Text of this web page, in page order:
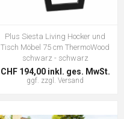
Plus Siesta Living Hocker und
Tisch Möbel 75 cm ThermoWood
schwarz - schwarz
CHF 194,00 inkl. ges. MwSt.
ggf. zzgl. Versand